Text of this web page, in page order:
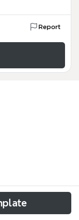
Report
historique
pour les